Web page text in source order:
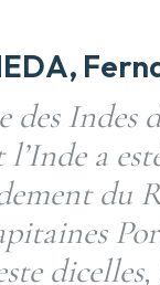
des Indes
a
du